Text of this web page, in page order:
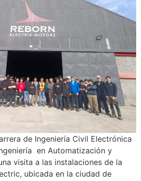
de Ingeniería Civil Electrónica
en Automatización y
visita a las instalaciones de la
ubicada en la ciudad de